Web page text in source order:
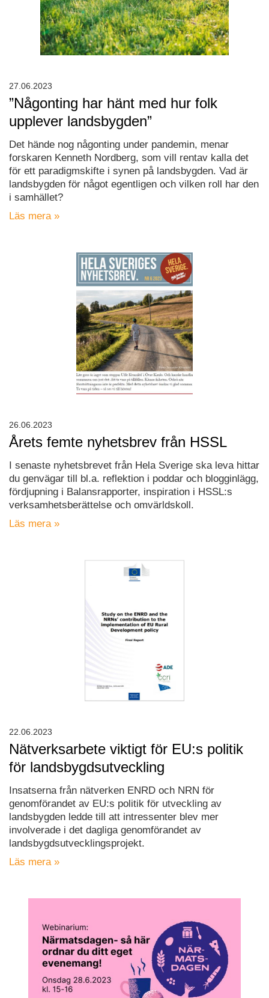
”Någonting har hänt med hur folk
upplever landsbygden”
Det hände nog någonting under pandemin, menar
forskaren Kenneth Nordberg, som vill rentav kalla det
för ett paradigmskifte i synen på landsbygden. Vad är
landsbygden för något egentligen och vilken roll har den
i samhället?
Läs mera »
27.06.2023
Årets femte nyhetsbrev från HSSL
I senaste nyhetsbrevet från Hela Sverige ska leva hittar
du genvägar till bl.a. reflektion i poddar och blogginlägg,
fördjupning i Balansrapporter, inspiration i HSSL:s
verksamhetsberättelse och omvärldskoll.
Läs mera »
26.06.2023
Nätverksarbete viktigt för EU:s politik
för landsbygdsutveckling
Insatserna från nätverken ENRD och NRN för
genomförandet av EU:s politik för utveckling av
landsbygden ledde till att intressenter blev mer
involverade i det dagliga genomförandet av
landsbygdsutvecklingsprojekt.
Läs mera »
22.06.2023